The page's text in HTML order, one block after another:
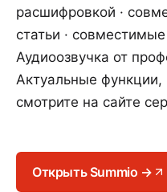
расшифровкой ·
статьи ·
Аудиоозвучка от
Актуальные
смотрите на сайте
Открыть Summio →